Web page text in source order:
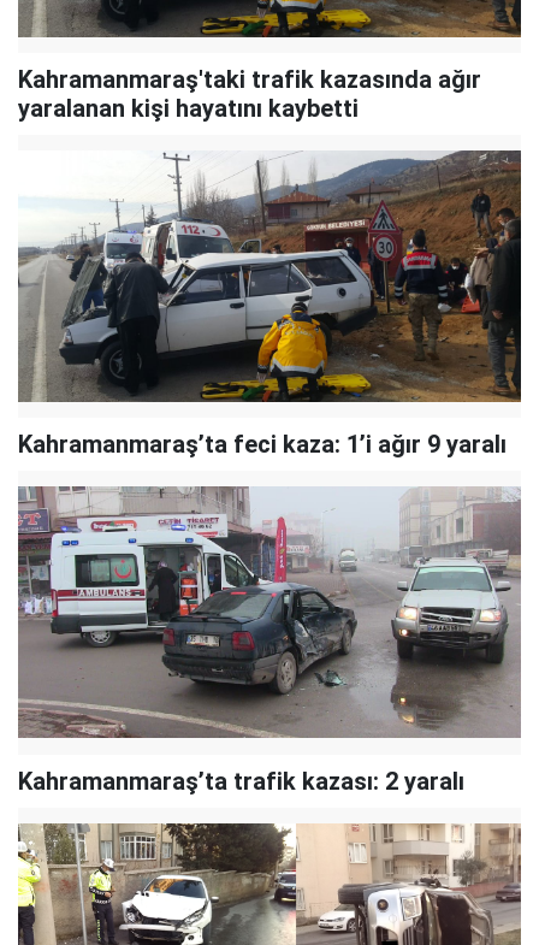
Kahramanmaraş'taki trafik kazasında ağır
yaralanan kişi hayatını kaybetti
Kahramanmaraş’ta feci kaza: 1’i ağır 9 yaralı
Kahramanmaraş’ta trafik kazası: 2 yaralı